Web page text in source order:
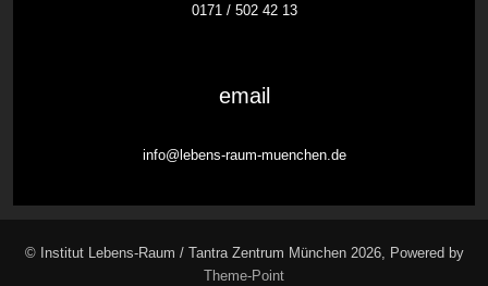
0171 / 502 42 13
email
info@lebens-raum-muenchen.de
© Institut Lebens-Raum / Tantra Zentrum München 2026, Powered by
Theme-Point